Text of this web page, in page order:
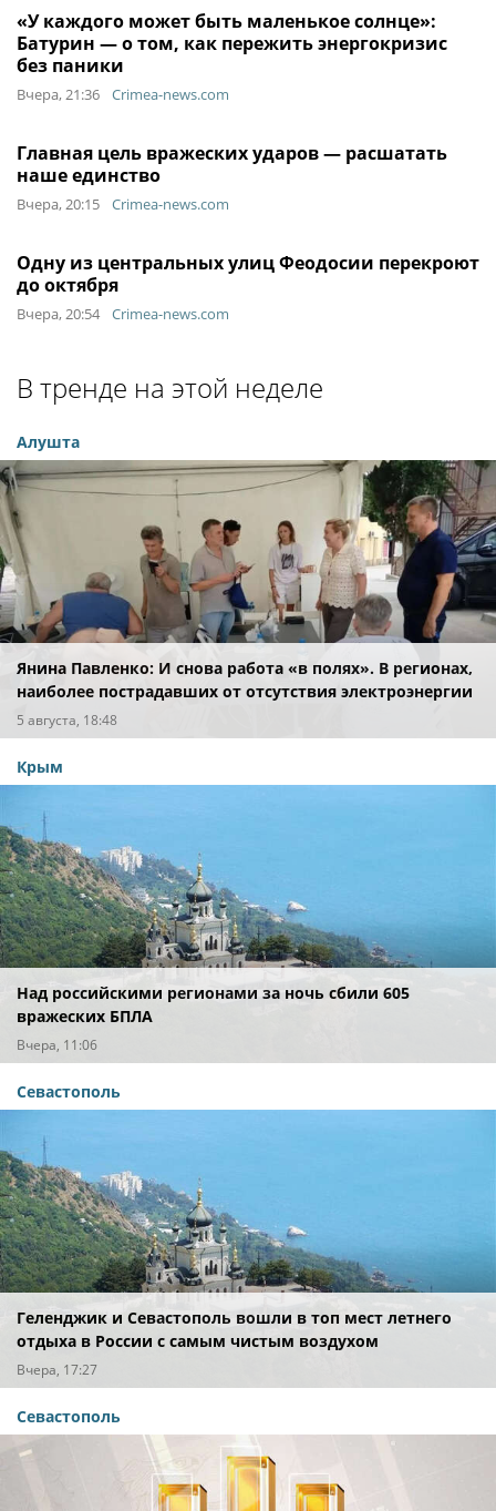
«У каждого может быть маленькое солнце»:
Батурин — о том, как пережить энергокризис
без паники
Вчера, 21:36 Crimea-news.com
Главная цель вражеских ударов — расшатать
наше единство
Вчера, 20:15 Crimea-news.com
Одну из центральных улиц Феодосии перекроют
до октября
Вчера, 20:54 Crimea-news.com
В тренде на этой неделе
Алушта
Янина Павленко: И снова работа «в полях». В регионах,
наиболее пострадавших от отсутствия электроэнергии
после вражеских атак
5 августа, 18:48
Крым
Над российскими регионами за ночь сбили 605
вражеских БПЛА
Вчера, 11:06
Севастополь
Геленджик и Севастополь вошли в топ мест летнего
отдыха в России с самым чистым воздухом
Вчера, 17:27
Севастополь